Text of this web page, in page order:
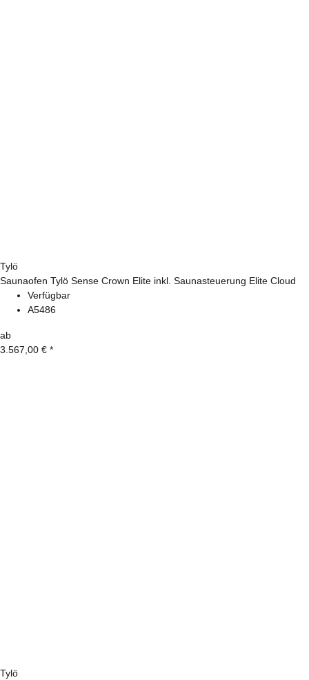
Tylö
Saunaofen Tylö Sense Crown Elite inkl. Saunasteuerung Elite Cloud
Verfügbar
A5486
ab
3.567,00 € *
Tylö